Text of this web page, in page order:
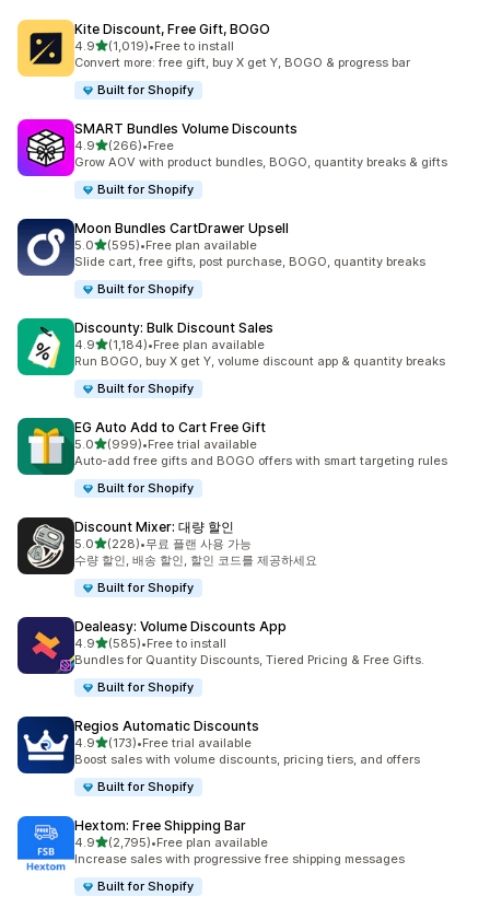
Kite Discount, Free Gift, BOGO
4.9별 5개 중
(1,019)
총 리뷰 1019개
•Free to install
Convert more: free gift, buy X get Y, BOGO & progress bar
Built for Shopify
SMART Bundles Volume Discounts
4.9별 5개 중
(266)
총 리뷰 266개
•Free
Grow AOV with product bundles, BOGO, quantity breaks & gifts
Built for Shopify
Moon Bundles CartDrawer Upsell
5.0별 5개 중
(595)
총 리뷰 595개
•Free plan available
Slide cart, free gifts, post purchase, BOGO, quantity breaks
Built for Shopify
Discounty: Bulk Discount Sales
4.9별 5개 중
(1,184)
총 리뷰 1184개
•Free plan available
Run BOGO, buy X get Y, volume discount app & quantity breaks
Built for Shopify
EG Auto Add to Cart Free Gift
5.0별 5개 중
(999)
총 리뷰 999개
•Free trial available
Auto-add free gifts and BOGO offers with smart targeting rules
Built for Shopify
Discount Mixer: 대량 할인
5.0별 5개 중
(228)
총 리뷰 228개
•무료 플랜 사용 가능
수량 할인, 배송 할인, 할인 코드를 제공하세요
Built for Shopify
Dealeasy: Volume Discounts App
4.9별 5개 중
(585)
총 리뷰 585개
•Free to install
Bundles for Quantity Discounts, Tiered Pricing & Free Gifts.
Built for Shopify
Regios Automatic Discounts
4.9별 5개 중
(173)
총 리뷰 173개
•Free trial available
Boost sales with volume discounts, pricing tiers, and offers
Built for Shopify
Hextom: Free Shipping Bar
4.9별 5개 중
(2,795)
총 리뷰 2795개
•Free plan available
Increase sales with progressive free shipping messages
Built for Shopify